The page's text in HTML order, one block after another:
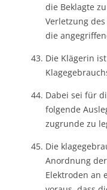
die Beklagte
Verletzung
die
Die Klägerin
Dabei sei für
folgende
zugrunde zu
Die
Anordnung
Elektroden an